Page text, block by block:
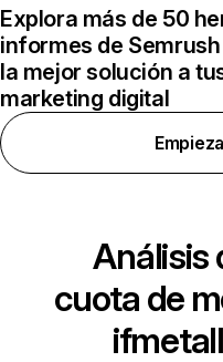
Explora más de 50
informes de
la mejor solución a
marketing digital
Empieza
Análisis
cuota de